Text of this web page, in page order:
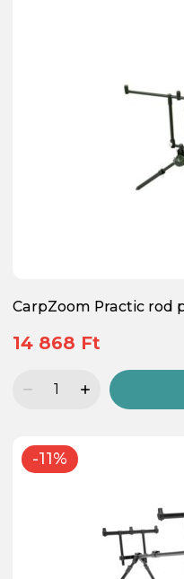
CarpZoom Practic rod
14 868 Ft
-11%